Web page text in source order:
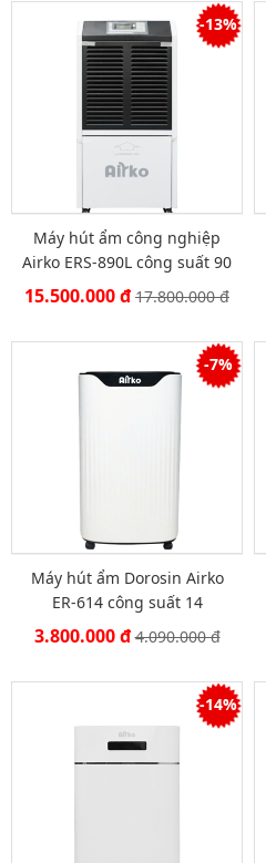
-13%
Máy hút ẩm công nghiệp
Airko ERS-890L công suất 90
lít/ ngày
15.500.000 đ17.800.000 đ
-7%
Máy hút ẩm Dorosin Airko
ER-614 công suất 14
lít/ngày
3.800.000 đ4.090.000 đ
-14%